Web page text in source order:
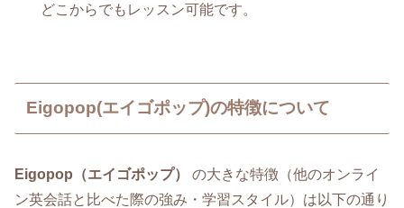
どこからでもレッスン可能です。
Eigopop(エイゴポップ)の特徴について
Eigopop（エイゴポップ）
の大きな特徴（他のオンライ
ン英会話と比べた際の強み・学習スタイル）は以下の通り